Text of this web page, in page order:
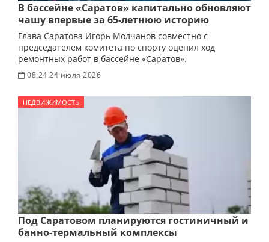
В бассейне «Саратов» капитально обновляют
чашу впервые за 65-летнюю историю
Глава Саратова Игорь Молчанов совместно с
председателем комитета по спорту оценил ход
ремонтных работ в бассейне «Саратов».
08:24 24 июля 2026
НЕДВИЖИМОСТЬ
Под Саратовом планируются гостиничный и
банно-термальный комплексы